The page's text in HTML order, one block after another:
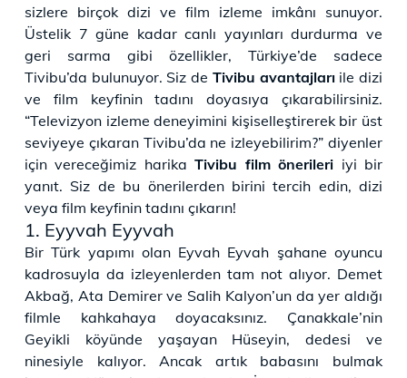
sizlere birçok dizi ve film izleme imkânı sunuyor.
Üstelik 7 güne kadar canlı yayınları durdurma ve
geri sarma gibi özellikler, Türkiye’de sadece
Tivibu’da bulunuyor. Siz de Tivibu avantajları ile dizi
ve film keyfinin tadını doyasıya çıkarabilirsiniz.
“Televizyon izleme deneyimini kişiselleştirerek bir üst
seviyeye çıkaran Tivibu’da ne izleyebilirim?” diyenler
için vereceğimiz harikaTivibu film önerileri iyi bir
yanıt. Siz de bu önerilerden birini tercih edin, dizi
veya film keyfinin tadını çıkarın!
1. Eyyvah Eyyvah
Bir Türk yapımı olan Eyvah Eyvah şahane oyuncu
kadrosuyla da izleyenlerden tam not alıyor. Demet
Akbağ, Ata Demirer ve Salih Kalyon’un da yer aldığı
filmle kahkahaya doyacaksınız. Çanakkale’nin
Geyikli köyünde yaşayan Hüseyin, dedesi ve
ninesiyle kalıyor. Ancak artık babasını bulmak